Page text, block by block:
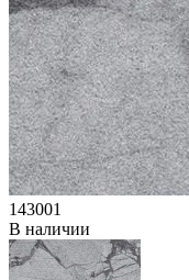
143001
В наличии